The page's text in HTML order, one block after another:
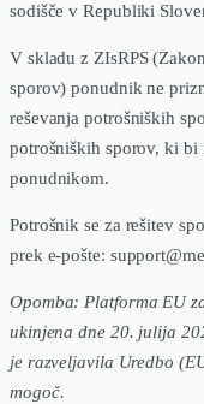
sodišče v Republiki
V skladu z ZIsRPS
sporov) ponudnik ne
reševanja potrošniških
potrošniških sporov, ki bi
ponudnikom.
Potrošnik se za rešitev
prek e-pošte:
Opomba: Platforma EU
ukinjena dne 20. julija
je razveljavila Uredbo
mogoč.